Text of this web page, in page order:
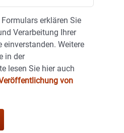
erklären Sie
Verarbeitung Ihrer
einverstanden. Weitere
in der
lesen Sie hier auch
von